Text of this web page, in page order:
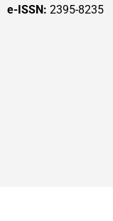
e-ISSN: 2395-8235